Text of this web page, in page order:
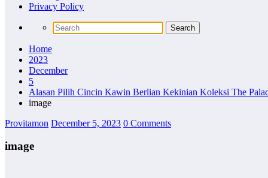
Privacy Policy
Home
2023
December
5
Alasan Pilih Cincin Kawin Berlian Kekinian Koleksi The
image
Provitamon December 5, 2023 0 Comments
image